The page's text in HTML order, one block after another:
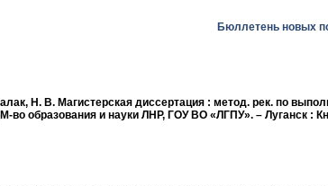
Бюллетень новых
Н. В. Магистерская диссертация : метод. рек. по
во образования и науки ЛНР, ГОУ ВО «ЛГПУ». – Луганск :